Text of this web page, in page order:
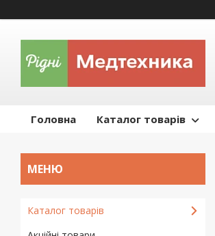
Головна Каталог товарів
Каталог товарів